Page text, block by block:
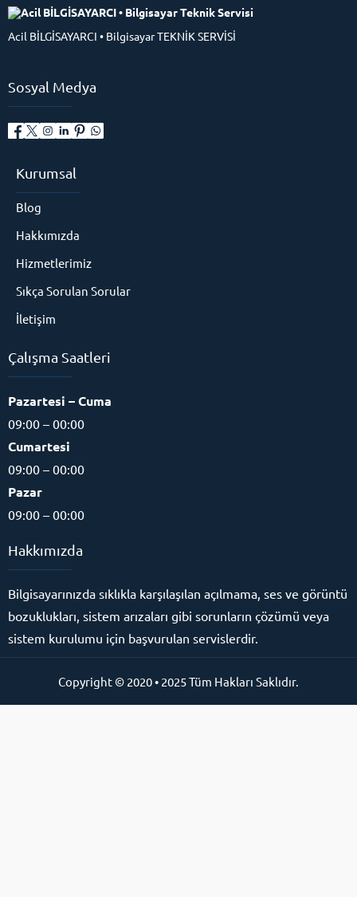
Acil BİLGİSAYARCI • Bilgisayar TEKNİK SERVİSİ
Sosyal Medya
Kurumsal
Blog
Hakkımızda
Hizmetlerimiz
Sıkça Sorulan Sorular
İletişim
Çalışma Saatleri
Pazartesi – Cuma
09:00 – 00:00
Cumartesi
09:00 – 00:00
Pazar
09:00 – 00:00
Hakkımızda
Bilgisayarınızda sıklıkla karşılaşılan açılmama, ses ve görüntü
bozuklukları, sistem arızaları gibi sorunların çözümü veya
sistem kurulumu için başvurulan servislerdir.
Copyright © 2020 • 2025 Tüm Hakları Saklıdır.